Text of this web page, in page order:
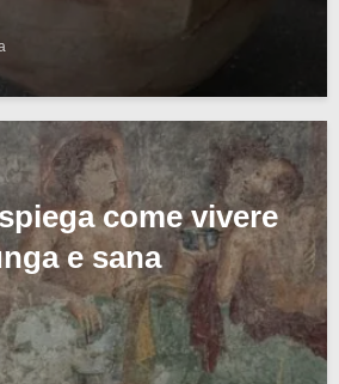
come vivere
e sana